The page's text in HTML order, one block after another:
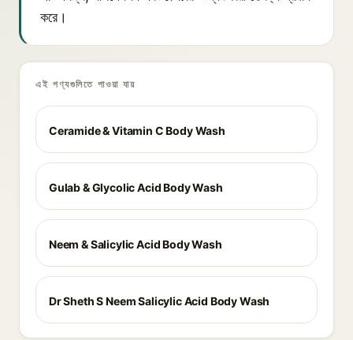
করে।
এই পণ্যগুলিতে পাওয়া যায়
Ceramide & Vitamin C Body Wash
Gulab & Glycolic Acid Body Wash
Neem & Salicylic Acid Body Wash
Dr Sheth S Neem Salicylic Acid Body Wash